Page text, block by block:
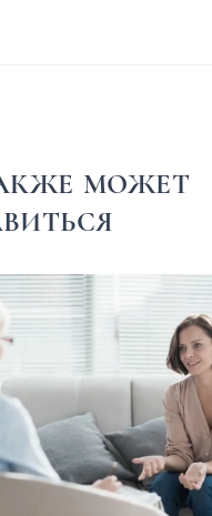
МОЖЕТ